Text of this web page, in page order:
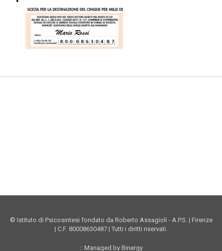
© Istituto di Psicosintesi fondato da Roberto Assagioli - A.P.S. | Firenze
| C.F. 80008630487 | Tutti i diritti riservati.
:: Managed by Binergy